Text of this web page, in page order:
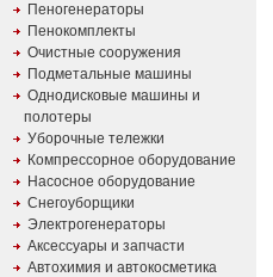
Пеногенераторы
Пенокомплекты
Очистные сооружения
Подметальные машины
Однодисковые машины и
полотеры
Уборочные тележки
Компрессорное оборудование
Насосное оборудование
Снегоуборщики
Электрогенераторы
Аксессуары и запчасти
Автохимия и автокосметика